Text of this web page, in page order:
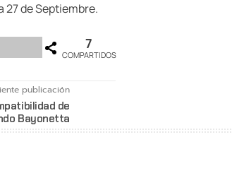
27 de Septiembre.
7
COMPARTIDOS
publicación
de
Bayonetta